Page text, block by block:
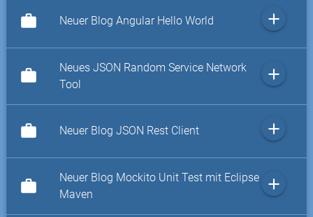
work Neuer Blog Angular Hello World add
work
Neues JSON Random Service Network
Tool
add
work Neuer Blog JSON Rest Client add
work
Neuer Blog Mockito Unit Test mit Eclipse
Maven
add